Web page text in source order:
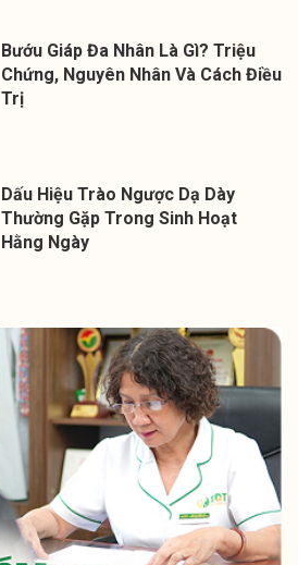
Bướu Giáp Đa Nhân Là Gì? Triệu
Chứng, Nguyên Nhân Và Cách Điều
Trị
Dấu Hiệu Trào Ngược Dạ Dày
Thường Gặp Trong Sinh Hoạt
Hằng Ngày